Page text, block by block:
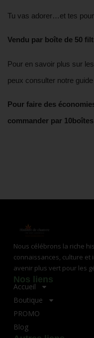
Tu vas adorer…et tes
Vendu par boîte de 50
Pour en savoir plus sur les
peux consulter notre
Pour faire des
commander par
Nous célébrons la riche
connaissances, culture et
avenir plus vert pour les
Nos liens
Accueil
Boutique
PROMO
Blog